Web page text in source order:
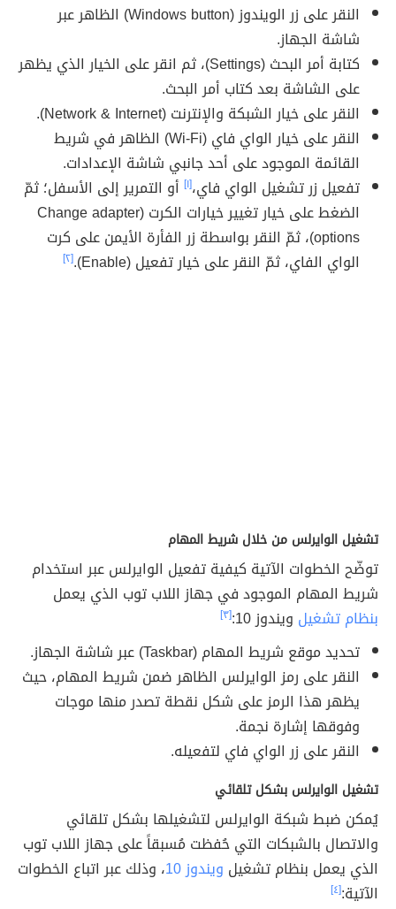
النقر على زر الويندوز (Windows button) الظاهر عبر
شاشة الجهاز.
كتابة أمر البحث (Settings)، ثم انقر على الخيار الذي يظهر
على الشاشة بعد كتاب أمر البحث.
النقر على خيار الشبكة والإنترنت (Network & Internet).
النقر على خيار الواي فاي (Wi-Fi) الظاهر في شريط
القائمة الموجود على أحد جانبي شاشة الإعدادات.
تفعيل زر تشغيل الواي فاي،[١] أو التمرير إلى الأسفل؛ ثمّ
الضغط على خيار تغيير خيارات الكرت (Change adapter
options)، ثمّ النقر بواسطة زر الفأرة الأيمن على كرت
الواي الفاي، ثمّ النقر على خيار تفعيل (Enable).
[٢]
تشغيل الوايرلس من خلال شريط المهام
توضّح الخطوات الآتية كيفية تفعيل الوايرلس عبر استخدام
شريط المهام الموجود في جهاز اللاب توب الذي يعمل
بنظام تشغيل ويندوز 10: [٣]
تحديد موقع شريط المهام (Taskbar) عبر شاشة الجهاز.
النقر على رمز الوايرلس الظاهر ضمن شريط المهام، حيث
يظهر هذا الرمز على شكل نقطة تصدر منها موجات
وفوقها إشارة نجمة.
النقر على زر الواي فاي لتفعيله.
تشغيل الوايرلس بشكل تلقائي
يُمكن ضبط شبكة الوايرلس لتشغيلها بشكل تلقائي
والاتصال بالشبكات التي حُفظت مُسبقاً على جهاز اللاب توب
الذي يعمل بنظام تشغيل ويندوز 10
، وذلك عبر اتباع الخطوات
الآتية:[٤]